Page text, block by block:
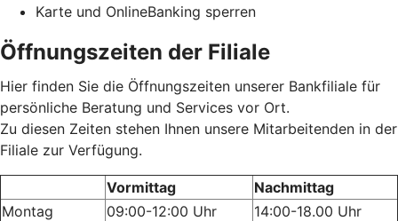
Karte und OnlineBanking sperren
Öffnungszeiten der Filiale
Hier finden Sie die Öffnungszeiten unserer Bankfiliale für
persönliche Beratung und Services vor Ort.
Zu diesen Zeiten stehen Ihnen unsere Mitarbeitenden in der
Filiale zur Verfügung.
Vormittag
Nachmittag
Montag
09:00-12:00 Uhr
14:00-18.00 Uhr